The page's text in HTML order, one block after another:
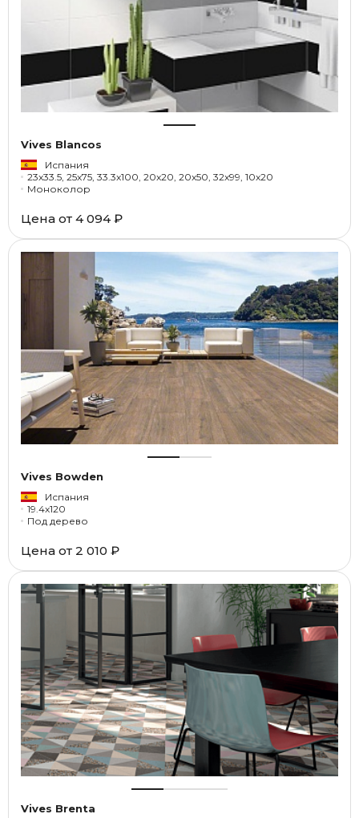
Vives Blancos
Испания
23x33.5, 25x75, 33.3x100, 20x20, 20x50, 32x99, 10x20
Моноколор
Цена от 4 094 ₽
Vives Bowden
Испания
19.4x120
Под дерево
Цена от 2 010 ₽
Vives Brenta